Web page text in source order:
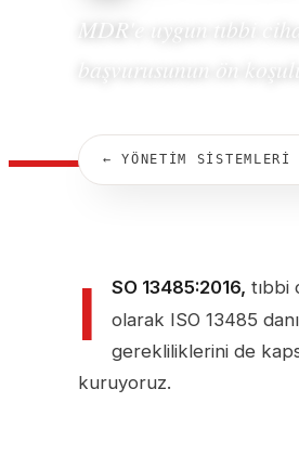
MDR'e uygun tıbbi
başvurusunun ön koşulu.
← YÖNETİM SİSTEMLERİ
I SO 13485:2016, tıbbi
olarak ISO 13485
gerekliliklerini de
kuruyoruz.